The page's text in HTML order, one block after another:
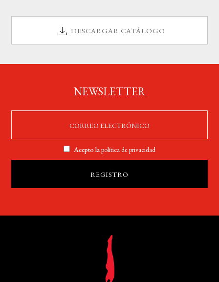
DESCARGAR CATÁLOGO
NEWSLETTER
Acepto lapolítica de privacidad